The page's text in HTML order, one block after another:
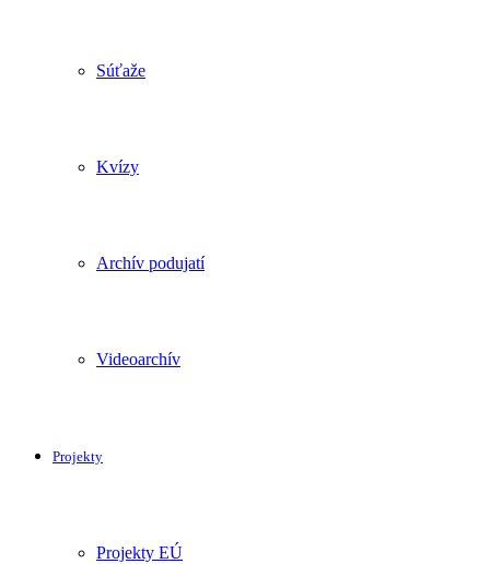
Súťaže
Kvízy
Archív podujatí
Videoarchív
Projekty
Projekty EÚ